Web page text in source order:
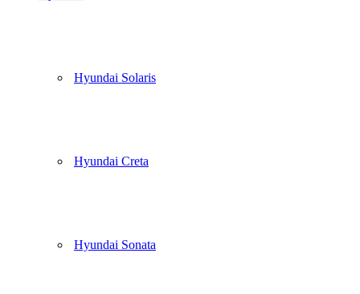
Hyundai Solaris
Hyundai Creta
Hyundai Sonata